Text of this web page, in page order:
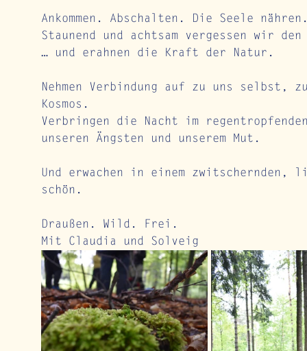
Ankommen. Abschalten. Die Seele
Staunend und achtsam vergessen wir
… und erahnen die Kraft der Natur.
Nehmen Verbindung auf zu uns selbst,
Kosmos.
Verbringen die Nacht im
unseren Ängsten und unserem Mut.
Und erwachen in einem
schön.
Draußen. Wild. Frei.
Mit Claudia und Solveig